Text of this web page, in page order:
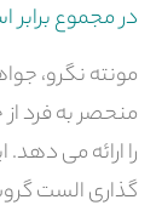
در مجموع برابر است با
مونته نگرو،
منحصر به فرد
را ارائه می
گذاری الست